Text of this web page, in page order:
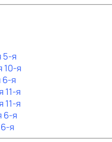
5-я
10-я
6-я
11-я
11-я
6-я
я